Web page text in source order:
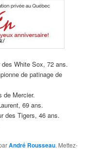
White Sox, 72 ans.
de patinage de
de Mercier.
69 ans.
des Tigers, 46 ans.
André Rousseau. Mettez-